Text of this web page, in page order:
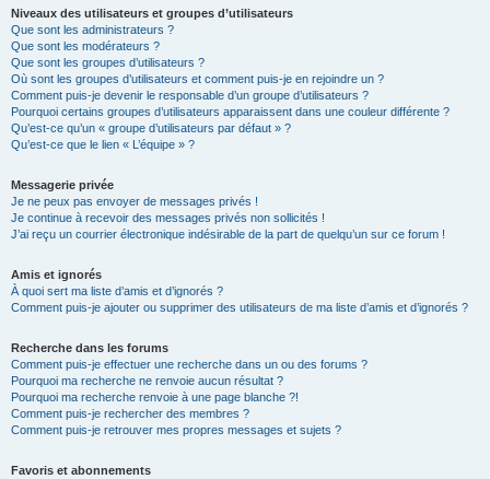
Niveaux des utilisateurs et groupes d’utilisateurs
Que sont les administrateurs ?
Que sont les modérateurs ?
Que sont les groupes d’utilisateurs ?
Où sont les groupes d’utilisateurs et comment puis-je en rejoindre un ?
Comment puis-je devenir le responsable d’un groupe d’utilisateurs ?
Pourquoi certains groupes d’utilisateurs apparaissent dans une couleur différente ?
Qu’est-ce qu’un « groupe d’utilisateurs par défaut » ?
Qu’est-ce que le lien « L’équipe » ?
Messagerie privée
Je ne peux pas envoyer de messages privés !
Je continue à recevoir des messages privés non sollicités !
J’ai reçu un courrier électronique indésirable de la part de quelqu’un sur ce forum !
Amis et ignorés
À quoi sert ma liste d’amis et d’ignorés ?
Comment puis-je ajouter ou supprimer des utilisateurs de ma liste d’amis et d’ignorés ?
Recherche dans les forums
Comment puis-je effectuer une recherche dans un ou des forums ?
Pourquoi ma recherche ne renvoie aucun résultat ?
Pourquoi ma recherche renvoie à une page blanche ?!
Comment puis-je rechercher des membres ?
Comment puis-je retrouver mes propres messages et sujets ?
Favoris et abonnements